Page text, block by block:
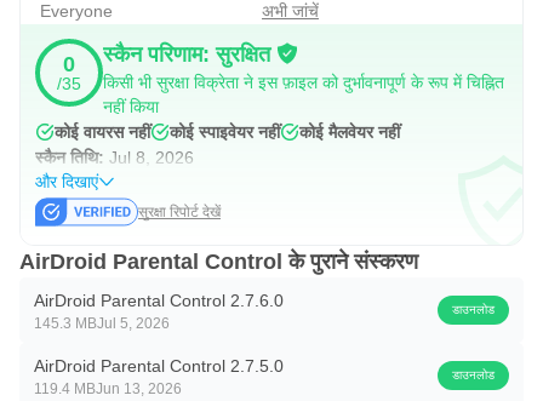
Everyone
अभी जांचें
0
/35
स्कैन परिणाम: सुरक्षित
किसी भी सुरक्षा विक्रेता ने इस फ़ाइल को दुर्भावनापूर्ण के रूप में चिह्नित
नहीं किया
कोई वायरस नहीं
कोई स्पाइवेयर नहीं
कोई मैलवेयर नहीं
स्कैन तिथि: Jul 8, 2026
और दिखाएं
सुरक्षा रिपोर्ट देखें
AirDroid Parental Control के पुराने संस्करण
AirDroid Parental Control 2.7.6.0
145.3 MBJul 5, 2026
डाउनलोड
AirDroid Parental Control 2.7.5.0
119.4 MBJun 13, 2026
डाउनलोड